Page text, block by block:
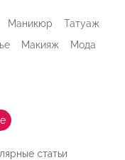
Маникюр
Татуаж
Макияж
Мода
статьи